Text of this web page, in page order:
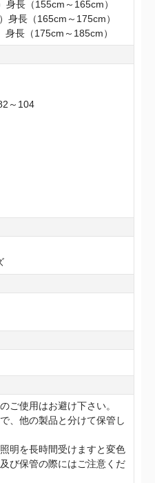
長（155cm～165cm）
身長（165cm～175cm）
長（175cm～185cm）
～104
ご使用はお避け下さい。
、他の製品と分けて保管し
明を長時間受けますと変色
び保管の際にはご注意くだ